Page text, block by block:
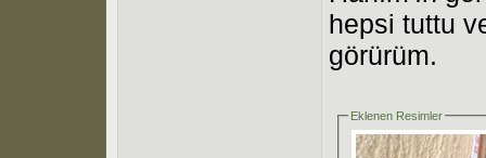
hepsi tuttu
görürüm.
Eklenen Resimler